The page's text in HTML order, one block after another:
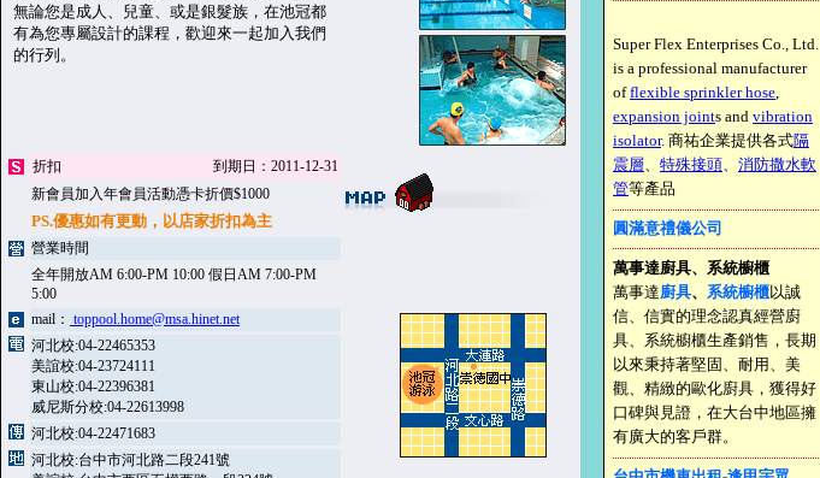
無論您是成人、兒童、或是銀髮族，在池冠都
有為您專屬設計的課程，歡迎來一起加入我們
的行列。
折扣
到期日：2011-12-31
新會員加入年會員活動憑卡折價$1000
PS.優惠如有更動，以店家折扣為主
營業時間
全年開放AM 6:00-PM 10:00 假日AM 7:00-PM
5:00
mail： toppool.home@msa.hinet.net
河北校:04-22465353
美誼校:04-23724111
東山校:04-22396381
威尼斯分校:04-22613998
河北校:04-22471683
河北校:台中市河北路二段241號
Super Flex Enterprises Co., Ltd.
is a professional manufacturer
offlexible sprinkler hose,
expansion joints and vibration
isolator. 商祐企業提供各式隔
震層、 特殊接頭、 消防撒水軟
管等產品
圓滿意禮儀公司
萬事達廚具、系統櫥櫃
萬事達廚具、 系統櫥櫃以誠
信、信實的理念認真經營廚
具、系統櫥櫃生產銷售，長期
以來秉持著堅固、耐用、美
觀、精緻的歐化廚具，獲得好
口碑與見證，在大台中地區擁
有廣大的客戶群。